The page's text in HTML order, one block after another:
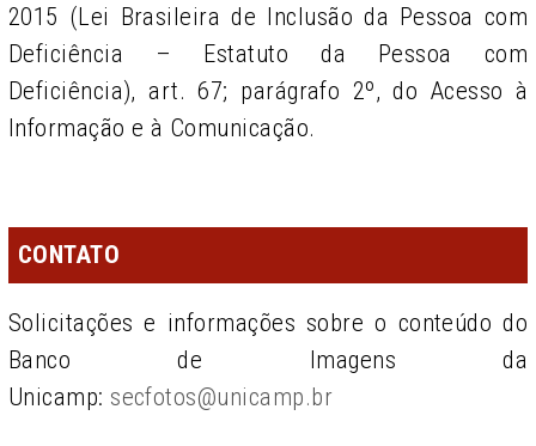
2015 (Lei Brasileira de Inclusão da Pessoa com
Deficiência – Estatuto da Pessoa com
Deficiência), art. 67; parágrafo 2º, do Acesso à
Informação e à Comunicação.
CONTATO
Solicitações e informações sobre o conteúdo do
Banco de Imagens da
Unicamp: secfotos@unicamp.br